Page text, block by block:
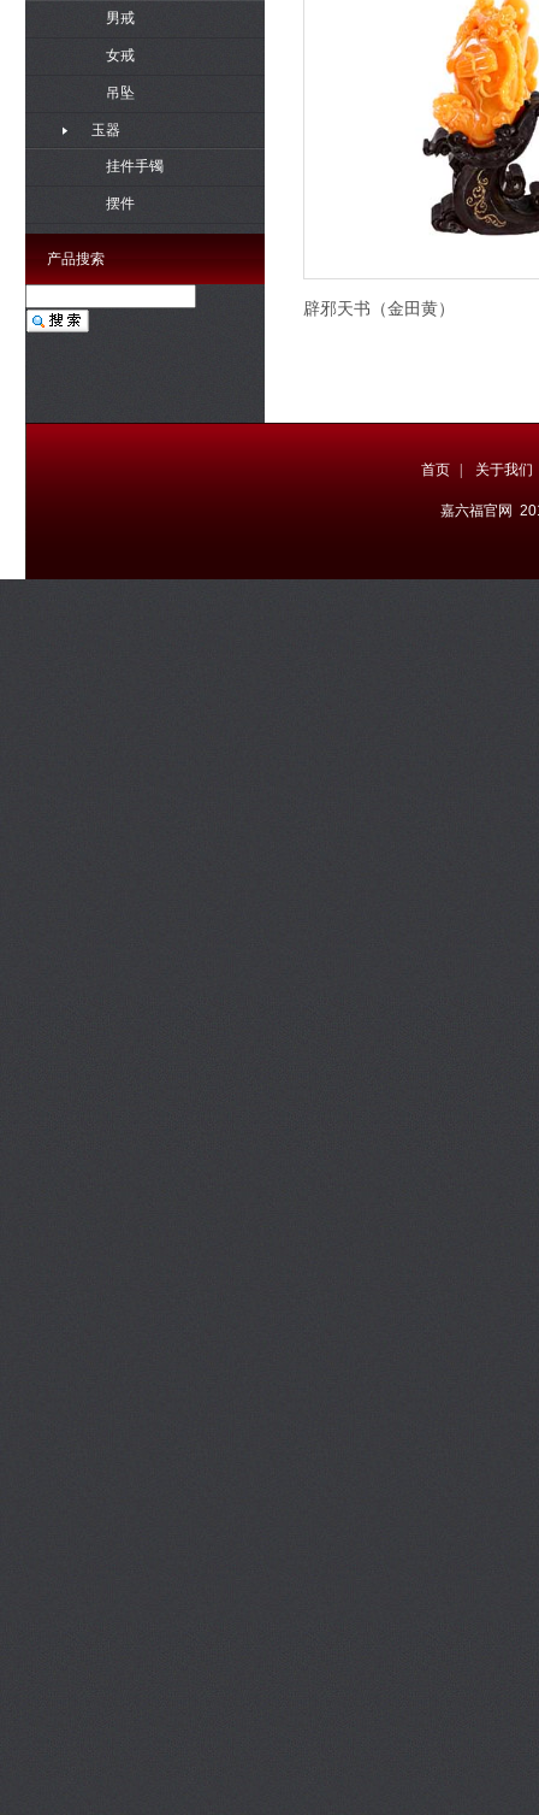
产品搜索
辟邪天书（金田黄）
男戒
女戒
吊坠
玉器
挂件手镯
摆件
首页 关于我们
嘉六福官网